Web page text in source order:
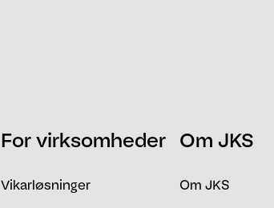
For virksomheder
Vikarløsninger
Om JKS
Om JKS